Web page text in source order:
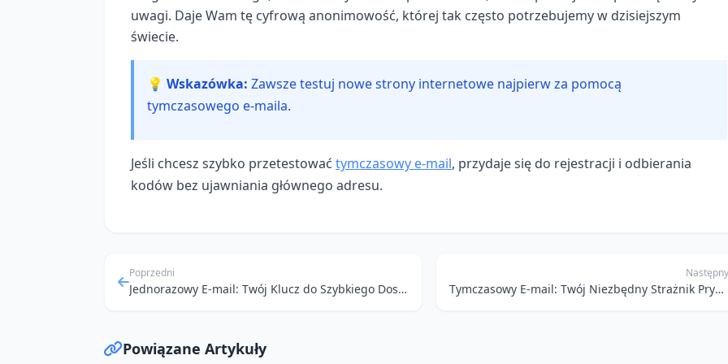
uwagi. Daje Wam tę cyfrową anonimowość, której tak często potrzebujemy w dzisiejszym
świecie.
💡 Wskazówka: Zawsze testuj nowe strony internetowe najpierw za pomocą
tymczasowego e-maila.
Jeśli chcesz szybko przetestować tymczasowy e‑mail, przydaje się do rejestracji i odbierania
kodów bez ujawniania głównego adresu.
Poprzedni
Jednorazowy E-mail: Twój Klucz do Szybkiego Dostępu i Prywatności w Sieci
Następny
Tymczasowy E-mail: Twój Niezbędny Strażnik Prywatności w Świecie Gościnnych Sieci i Drobnych Rejestracji
Powiązane Artykuły